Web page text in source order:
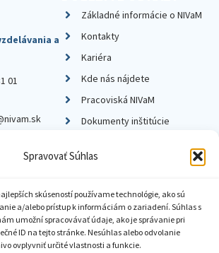
Spravovať Súhlas
skúseností používame technológie, ako sú
a/alebo prístup k informáciám o zariadení. Súhlas s
umožní spracovávať údaje, ako je správanie pri
ID na tejto stránke. Nesúhlas alebo odvolanie
ovplyvniť určité vlastnosti a funkcie.
a
01
Základné informácie o NIVaM
Kontakty
Kariéra
Kde nás nájdete
Pracoviská NIVaM
Dokumenty inštitúcie
Zásady ochrany súkromia